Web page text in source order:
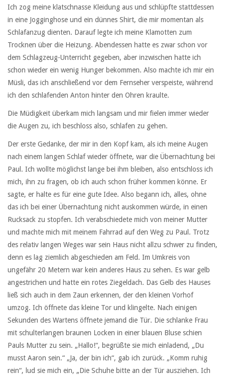
Ich zog meine klatschnasse Kleidung aus und schlüpfte stattdessen
in eine Jogginghose und ein dünnes Shirt, die mir momentan als
Schlafanzug dienten. Darauf legte ich meine Klamotten zum
Trocknen über die Heizung. Abendessen hatte es zwar schon vor
dem Schlagzeug-Unterricht gegeben, aber inzwischen hatte ich
schon wieder ein wenig Hunger bekommen. Also machte ich mir ein
Müsli, das ich anschließend vor dem Fernseher verspeiste, während
ich den schlafenden Anton hinter den Ohren kraulte.
Die Müdigkeit überkam mich langsam und mir fielen immer wieder
die Augen zu, ich beschloss also, schlafen zu gehen.
Der erste Gedanke, der mir in den Kopf kam, als ich meine Augen
nach einem langen Schlaf wieder öffnete, war die Übernachtung bei
Paul. Ich wollte möglichst lange bei ihm bleiben, also entschloss ich
mich, ihn zu fragen, ob ich auch schon früher kommen könne. Er
sagte, er halte es für eine gute Idee. Also begann ich, alles, ohne
das ich bei einer Übernachtung nicht auskommen würde, in einen
Rucksack zu stopfen. Ich verabschiedete mich von meiner Mutter
und machte mich mit meinem Fahrrad auf den Weg zu Paul. Trotz
des relativ langen Weges war sein Haus nicht allzu schwer zu finden,
denn es lag ziemlich abgeschieden am Feld. Im Umkreis von
ungefähr 20 Metern war kein anderes Haus zu sehen. Es war gelb
angestrichen und hatte ein rotes Ziegeldach. Das Gelb des Hauses
ließ sich auch in dem Zaun erkennen, der den kleinen Vorhof
umzog. Ich öffnete das kleine Tor und klingelte. Nach einigen
Sekunden des Wartens öffnete jemand die Tür. Die schlanke Frau
mit schulterlangen braunen Locken in einer blauen Bluse schien
Pauls Mutter zu sein. „Hallo!“, begrüßte sie mich einladend, „Du
musst Aaron sein.“ „Ja, der bin ich“, gab ich zurück. „Komm ruhig
rein“, lud sie mich ein, „Die Schuhe bitte an der Tür ausziehen. Ich